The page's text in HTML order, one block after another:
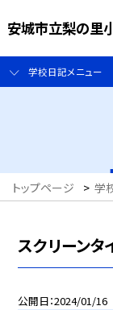
安城市立梨の里
学校日記メニュー
トップページ > 学
スクリーン
公開日 2024/01/16